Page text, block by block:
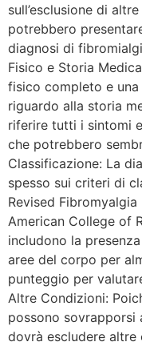
sull’esclusione di
potrebbero
diagnosi di
Fisico e Storia
fisico completo e
riguardo alla storia
riferire tutti i sintomi
che potrebbero
Classificazione: La
spesso sui criteri di
Revised
American College of
includono la
aree del corpo per
punteggio per
Altre Condizioni:
possono sovrapporsi
dovrà escludere